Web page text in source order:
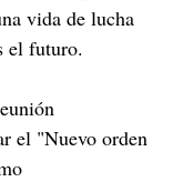
vida de lucha
el futuro.
el "Nuevo orden